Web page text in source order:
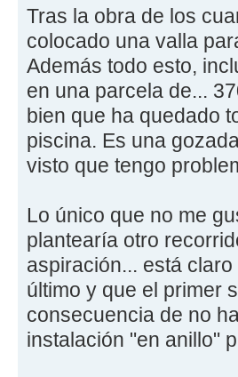
Tras la obra de los
colocado una valla
Además todo esto,
en una parcela de...
bien que ha quedado
piscina. Es una
visto que tengo
Lo único que no me
plantearía otro
aspiración... está
último y que el primer
consecuencia de no
instalación "en anillo"